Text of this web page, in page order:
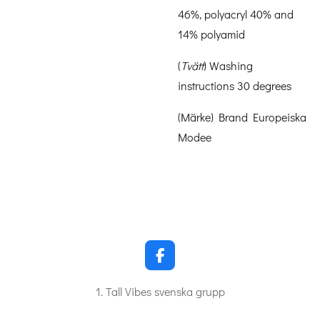
46%, polyacryl 40% and
14% polyamid
(Tvätt) Washing
instructions 30 degrees
(Märke) Brand Europeiska
Modee
F
a
c
1. Tall Vibes svenska grupp